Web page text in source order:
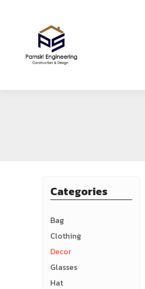
Categories
Bag
Clothing
Decor
Glasses
Hat